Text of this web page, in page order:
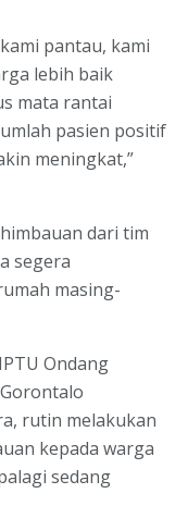
pantau, kami
lebih baik
mata rantai
pasien positif
meningkat,”
dari tim
segera
masing-
Ondang
rutin melakukan
kepada warga
sedang